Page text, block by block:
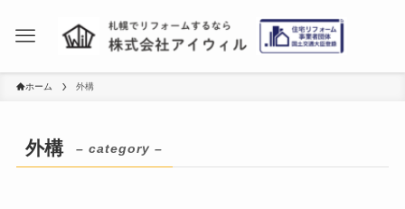
ホーム 外構
外構 – category –